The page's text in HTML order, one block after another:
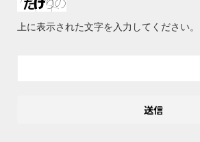
上に表示された文字を入力してください。